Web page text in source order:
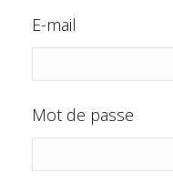
E-mail
Mot de passe